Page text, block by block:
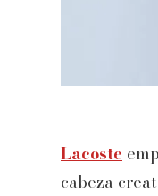
Lacoste
cabeza